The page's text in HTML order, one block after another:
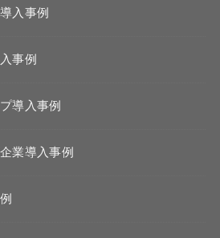
入事例
事例
導入事例
業導入事例